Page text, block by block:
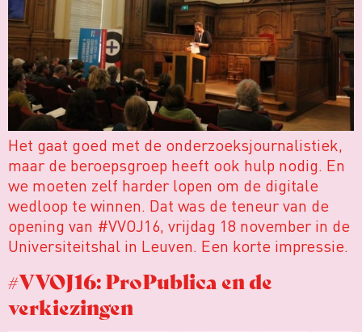
Het gaat goed met de onderzoeksjournalistiek,
maar de beroepsgroep heeft ook hulp nodig. En
we moeten zelf harder lopen om de digitale
wedloop te winnen. Dat was de teneur van de
opening van #VVOJ16, vrijdag 18 november in de
Universiteitshal in Leuven. Een korte impressie.
#VVOJ16: ProPublica en de
verkiezingen